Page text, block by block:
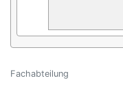
Fachabteilung